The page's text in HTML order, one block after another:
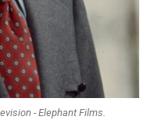
- Elephant Films.